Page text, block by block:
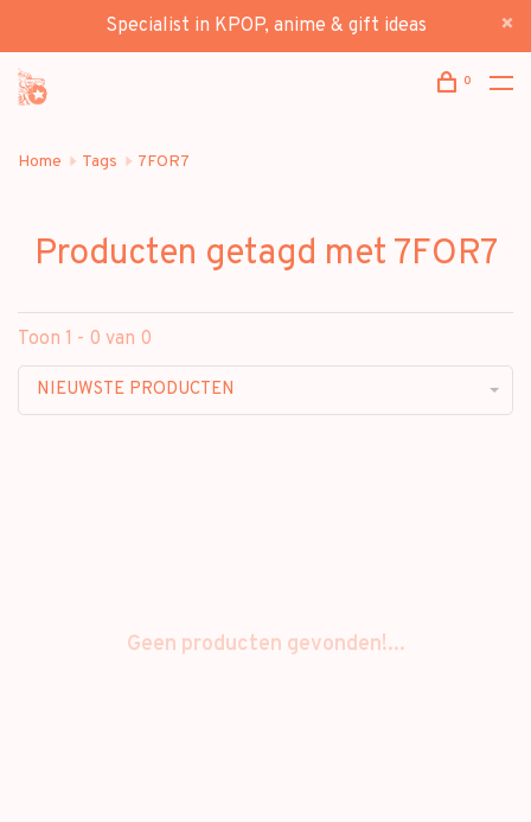
Specialist in KPOP, anime & gift ideas
0
Home Tags 7FOR7
Producten getagd met 7FOR7
Toon 1 - 0 van 0
NIEUWSTE PRODUCTEN
Geen producten gevonden!...